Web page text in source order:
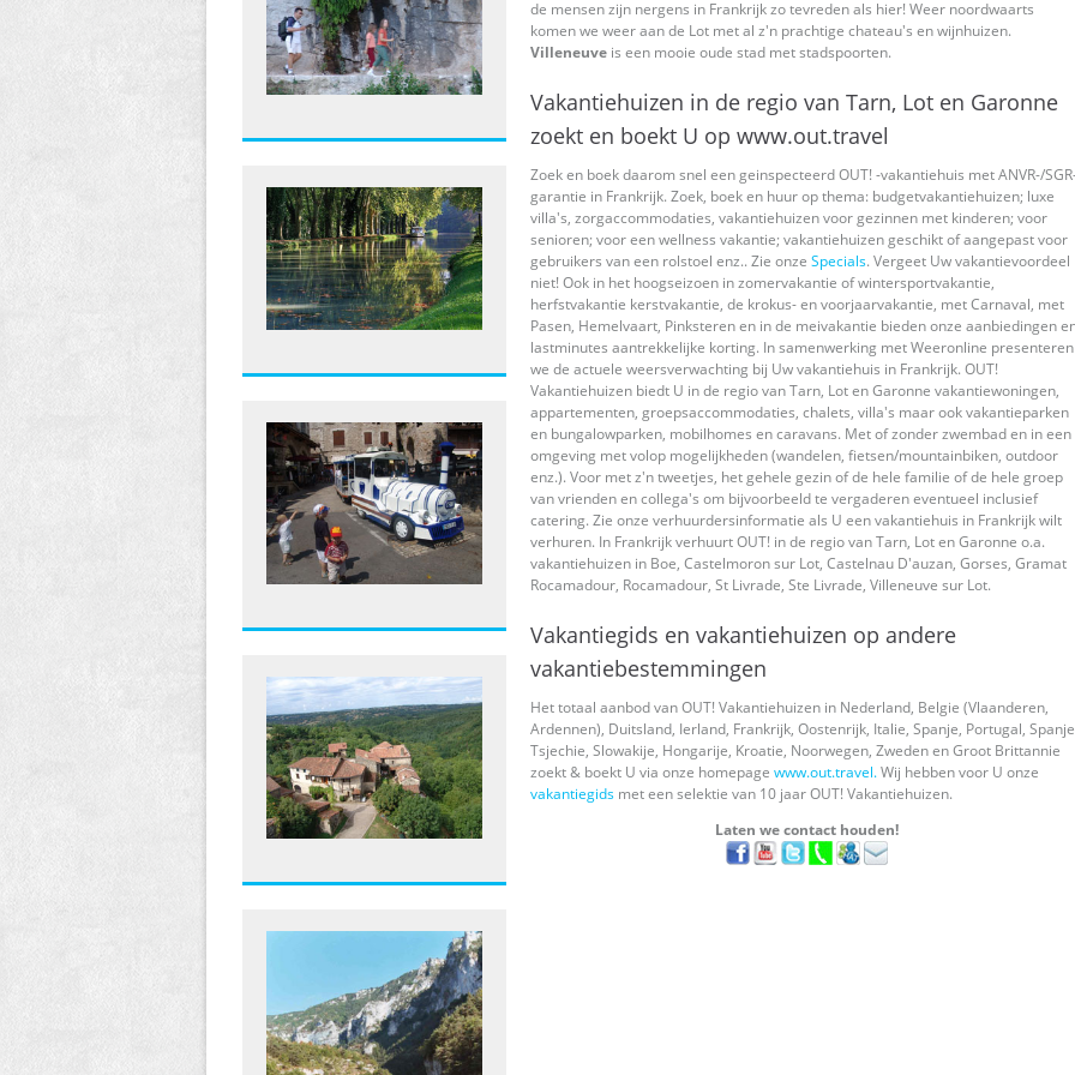
de mensen zijn nergens in Frankrijk zo tevreden als hier! Weer noordwaarts
komen we weer aan de Lot met al z'n prachtige chateau's en wijnhuizen.
Villeneuve is een mooie oude stad met stadspoorten.
Vakantiehuizen in de regio van Tarn, Lot en Garonne
zoekt en boekt U op www.out.travel
Zoek en boek daarom snel een geinspecteerd OUT! -vakantiehuis met ANVR-/
garantie in Frankrijk. Zoek, boek en huur op thema: budgetvakantiehuizen; luxe
villa's, zorgaccommodaties, vakantiehuizen voor gezinnen met kinderen; voor
senioren; voor een wellness vakantie; vakantiehuizen geschikt of aangepast voor
gebruikers van een rolstoel enz.. Zie onze Specials. Vergeet Uw vakantievoordeel
niet! Ook in het hoogseizoen in zomervakantie of wintersportvakantie,
herfstvakantie kerstvakantie, de krokus- en voorjaarvakantie, met Carnaval, met
Pasen, Hemelvaart, Pinksteren en in de meivakantie bieden onze aanbiedingen
lastminutes aantrekkelijke korting. In samenwerking met Weeronline presenteren
we de actuele weersverwachting bij Uw vakantiehuis in Frankrijk. OUT!
Vakantiehuizen biedt U in de regio van Tarn, Lot en Garonne vakantiewoningen,
appartementen, groepsaccommodaties, chalets, villa's maar ook vakantieparken
en bungalowparken, mobilhomes en caravans. Met of zonder zwembad en in een
omgeving met volop mogelijkheden (wandelen, fietsen/mountainbiken, outdoor
enz.). Voor met z'n tweetjes, het gehele gezin of de hele familie of de hele groep
van vrienden en collega's om bijvoorbeeld te vergaderen eventueel inclusief
catering. Zie onze verhuurdersinformatie als U een vakantiehuis in Frankrijk wilt
verhuren. In Frankrijk verhuurt OUT! in de regio van Tarn, Lot en Garonne o.a.
vakantiehuizen in Boe, Castelmoron sur Lot, Castelnau D'auzan, Gorses, Gramat
Rocamadour, Rocamadour, St Livrade, Ste Livrade, Villeneuve sur Lot.
Vakantiegids en vakantiehuizen op andere
vakantiebestemmingen
Het totaal aanbod van OUT! Vakantiehuizen in Nederland, Belgie (Vlaanderen,
Ardennen), Duitsland, Ierland, Frankrijk, Oostenrijk, Italie, Spanje, Portugal,
Tsjechie, Slowakije, Hongarije, Kroatie, Noorwegen, Zweden en Groot Brittannie
zoekt & boekt U via onze homepage www.out.travel.Wij hebben voor U onze
vakantiegids met een selektie van 10 jaar OUT! Vakantiehuizen.
Laten we contact houden!